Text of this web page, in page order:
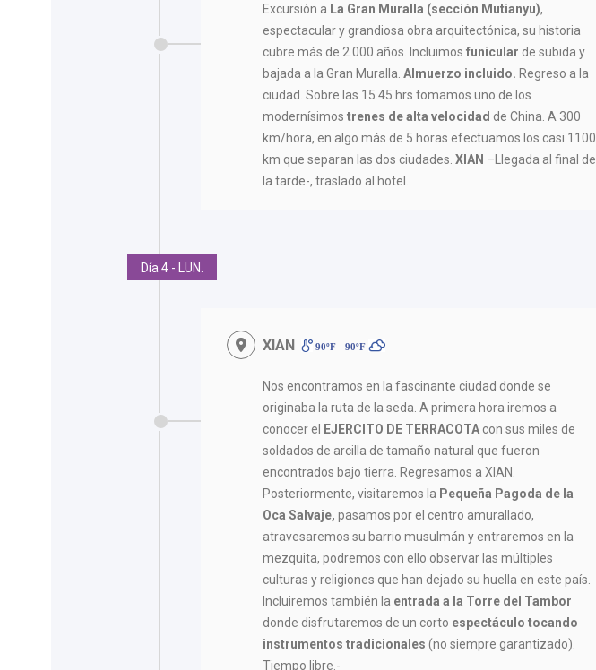
Excursión a La Gran Muralla (sección Mutianyu),
espectacular y grandiosa obra arquitectónica, su historia
cubre más de 2.000 años. Incluimosfunicular de subida y
bajada a la Gran Muralla.Almuerzo incluido. Regreso a la
ciudad. Sobre las 15.45 hrs tomamos uno de los
modernísimostrenes de alta velocidad de China. A 300
km/hora, en algo más de 5 horas efectuamos los casi 1100
km que separan las dos ciudades.XIAN –Llegada al final de
la tarde-, traslado al hotel.
Día 4 - LUN.
XIAN 90ºF - 90ºF
Nos encontramos en la fascinante ciudad donde se
originaba la ruta de la seda. A primera hora iremos a
conocer el EJERCITO DE TERRACOTA con sus miles de
soldados de arcilla de tamaño natural que fueron
encontrados bajo tierra. Regresamos a XIAN.
Posteriormente, visitaremos la Pequeña Pagoda de la
Oca Salvaje,pasamos por el centro amurallado,
atravesaremos su barrio musulmán y entraremos en la
mezquita, podremos con ello observar las múltiples
culturas y religiones que han dejado su huella en este país.
Incluiremos también la entrada a la Torre del Tambor
donde disfrutaremos de un corto espectáculo tocando
instrumentos tradicionales (no siempre garantizado).
Tiempo libre.-